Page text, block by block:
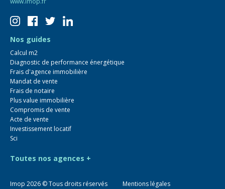
Nos guides
Calcul m2
Diagnostic de performance énergétique
Frais d'agence immobilière
Mandat de vente
Frais de notaire
Plus value immobilière
Compromis de vente
Acte de vente
Investissement locatif
Sci
Toutes nos agences +
Imop 2026 © Tous droits réservés Mentions légales